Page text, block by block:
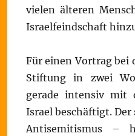
vielen älteren
Israelfeindschaft
Für einen Vortrag bei
Stiftung in zwei
gerade intensiv mit
Israel beschäftigt.
Antisemitismus –